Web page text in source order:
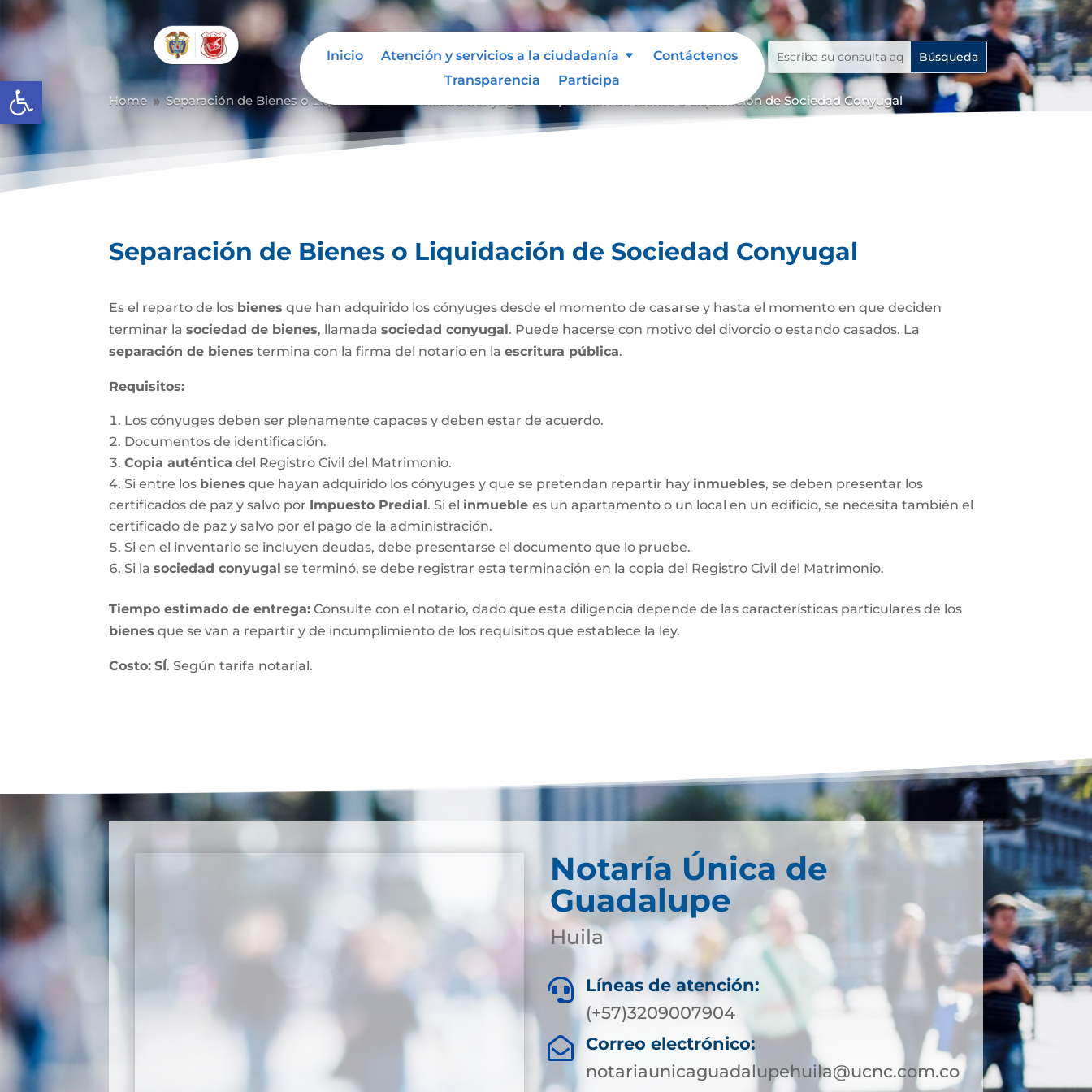
Abrir barra de herramientas
Inicio Atención y servicios a la ciudadanía
Contáctenos
Transparencia
Participa
Home 9 Separación de Bienes o Liquidación de Sociedad Conyugal Separación de Bienes o Liquidación de Sociedad Conyugal
Separación de Bienes o Liquidación de Sociedad Conyugal
Es el reparto de los bienes que han adquirido los cónyuges desde el momento de casarse y hasta el momento en que deciden
terminar lasociedad de bienes, llamadasociedad conyugal. Puede hacerse con motivo del divorcio o estando casados. La
separación de bienes termina con la firma del notario en laescritura pública.
Requisitos:
Los cónyuges deben ser plenamente capaces y deben estar de acuerdo.
Documentos de identificación.
Copia auténtica del Registro Civil del Matrimonio.
Si entre los bienes que hayan adquirido los cónyuges y que se pretendan repartir hay inmuebles, se deben presentar los
certificados de paz y salvo por Impuesto Predial. Si el inmueblees un apartamento o un local en un edificio, se necesita también el
certificado de paz y salvo por el pago de la administración.
Si en el inventario se incluyen deudas, debe presentarse el documento que lo pruebe.
Si lasociedad conyugal se terminó, se debe registrar esta terminación en la copia del Registro Civil del Matrimonio.
Tiempo estimado de entrega: Consulte con el notario, dado que esta diligencia depende de las características particulares de los
bienes que se van a repartir y de incumplimiento de los requisitos que establece la ley.
Costo: SÍ. Según tarifa notarial.
Notaría Única de
Guadalupe
Huila

Líneas de atención:
(+57)3209007904

Correo electrónico:
notariaunicaguadalupehuila@ucnc.com.co